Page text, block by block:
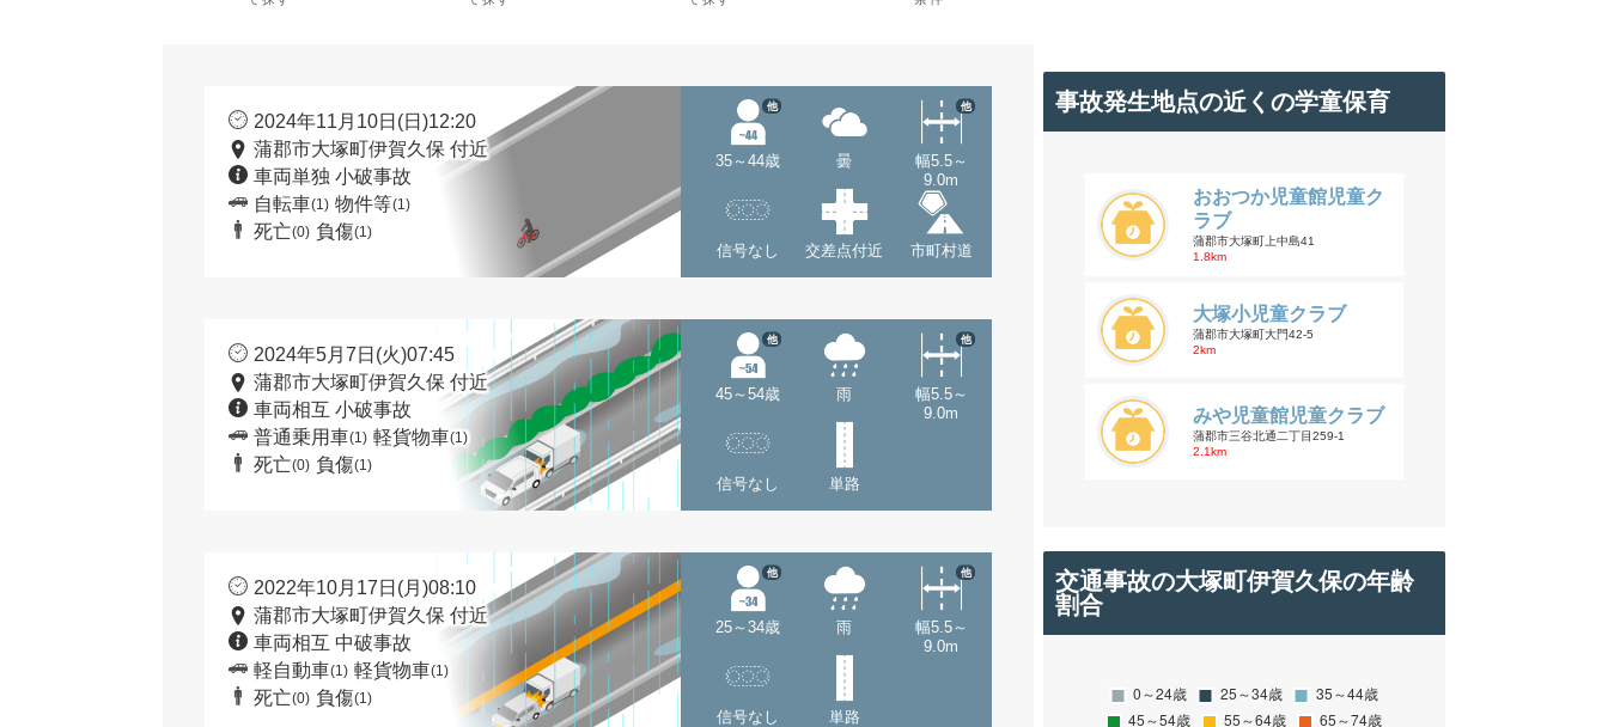
2024年11月10日(日)12:20
蒲郡市大塚町伊賀久保 付近
車両単独 小破事故
自転車(1) 物件等(1)
死亡(0) 負傷(1)
35～44歳
他
曇
幅5.5～
9.0m
他
信号なし 交差点付近 市町村道
2024年5月7日(火)07:45
蒲郡市大塚町伊賀久保 付近
車両相互 小破事故
普通乗用車(1) 軽貨物車(1)
死亡(0) 負傷(1)
45～54歳
他
雨
幅5.5～
9.0m
他
信号なし 単路
2022年10月17日(月)08:10
蒲郡市大塚町伊賀久保 付近
車両相互 中破事故
軽自動車(1) 軽貨物車(1)
死亡(0) 負傷(1)
25～34歳
他
雨
幅5.5～
9.0m
他
信号なし 単路
事故発生地点の近くの学童保育
おおつか児童館児童ク
ラブ
蒲郡市大塚町上中島41
1.8km
大塚小児童クラブ
蒲郡市大塚町大門42-5
2km
みや児童館児童クラブ
蒲郡市三谷北通二丁目259-1
2.1km
交通事故の大塚町伊賀久保の年齢
割合